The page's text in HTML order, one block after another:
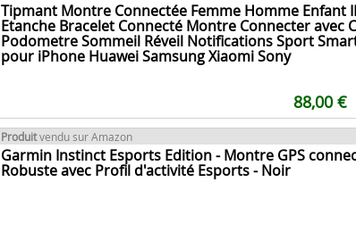
Tipmant Montre Connectée Femme Homme Enfant
Etanche Bracelet Connecté Montre Connecter avec
Podometre Sommeil Réveil Notifications Sport
pour iPhone Huawei Samsung Xiaomi Sony
88,00 €
Produitvendu sur Amazon
Garmin Instinct Esports Edition - Montre GPS
Robuste avec Profil d'activité Esports - Noir